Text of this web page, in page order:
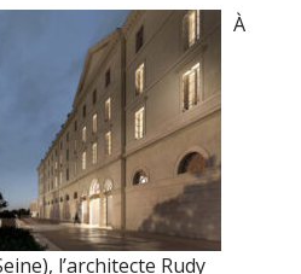
À
l’architecte Rudy